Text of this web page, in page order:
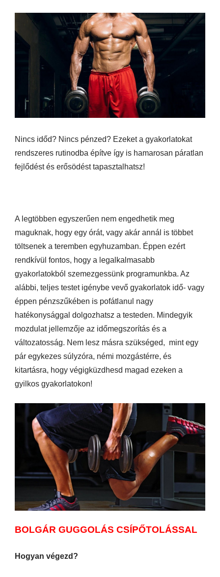
Nincs időd? Nincs pénzed? Ezeket a gyakorlatokat
rendszeres rutinodba építve így is hamarosan páratlan
fejlődést és erősödést tapasztalhatsz!
A legtöbben egyszerűen nem engedhetik meg
maguknak, hogy egy órát, vagy akár annál is többet
töltsenek a teremben egyhuzamban. Éppen ezért
rendkívül fontos, hogy a legalkalmasabb
gyakorlatokból szemezgessünk programunkba. Az
alábbi, teljes testet igénybe vevő gyakorlatok idő- vagy
éppen pénzszűkében is pofátlanul nagy
hatékonysággal dolgozhatsz a testeden. Mindegyik
mozdulat jellemzője az időmegszorítás és a
változatosság. Nem lesz másra szükséged, mint egy
pár egykezes súlyzóra, némi mozgástérre, és
kitartásra, hogy végigküzdhesd magad ezeken a
gyilkos gyakorlatokon!
BOLGÁR GUGGOLÁS CSÍPŐTOLÁSSAL
Hogyan végezd?